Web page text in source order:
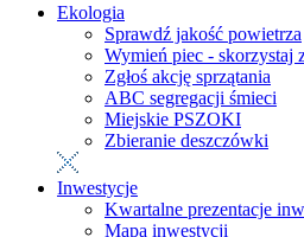
Ekologia
Sprawdź jakość powietrza
Wymień piec - skorzystaj
Zgłoś akcję sprzątania
ABC segregacji śmieci
Miejskie PSZOKI
Zbieranie deszczówki
Inwestycje
Kwartalne prezentacje
Mapa inwestycji